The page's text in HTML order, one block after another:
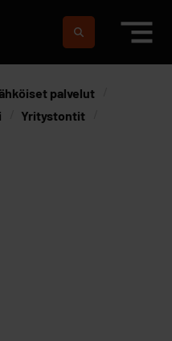
palvelut
Yritystontit